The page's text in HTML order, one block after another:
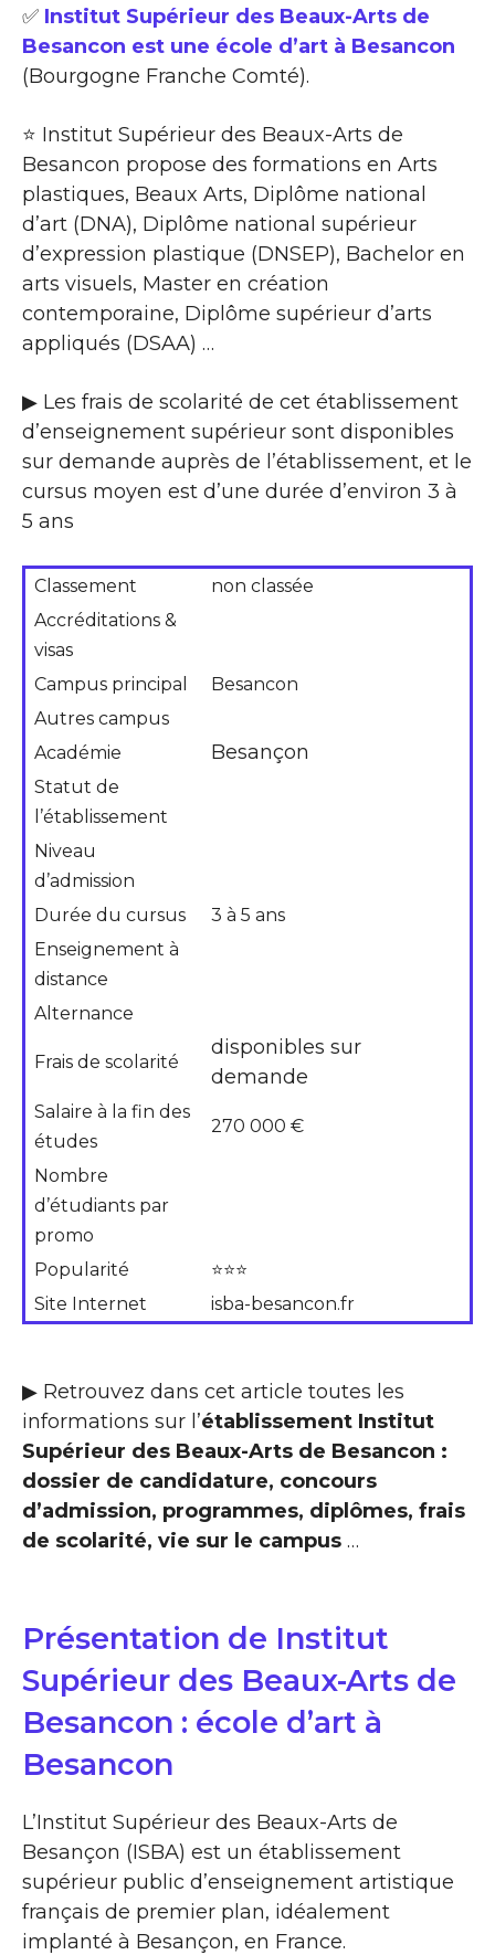
✅ Institut Supérieur des Beaux-Arts de
Besancon est une école d’art à Besancon
(Bourgogne Franche Comté).
⭐ Institut Supérieur des Beaux-Arts de
Besancon propose des formations en Arts
plastiques, Beaux Arts, Diplôme national
d’art (DNA), Diplôme national supérieur
d’expression plastique (DNSEP), Bachelor en
arts visuels, Master en création
contemporaine, Diplôme supérieur d’arts
appliqués (DSAA) …
▶ Les frais de scolarité de cet établissement
d’enseignement supérieur sont disponibles
sur demande auprès de l’établissement, et le
cursus moyen est d’une durée d’environ 3 à
5 ans
Classement
non classée
Accréditations &
visas
Campus principal
Besancon
Autres campus
Académie
Besançon
Statut de
l’établissement
Niveau
d’admission
Durée du cursus
3 à 5 ans
Enseignement à
distance
Alternance
Frais de scolarité
disponibles sur
demande
Salaire à la fin des
études
270 000 €
Nombre
d’étudiants par
promo
Popularité
⭐⭐⭐
Site Internet
isba-besancon.fr
▶ Retrouvez dans cet article toutes les
informations sur l’établissement Institut
Supérieur des Beaux-Arts de Besancon :
dossier de candidature, concours
d’admission, programmes, diplômes, frais
de scolarité, vie sur le campus …
Présentation de Institut
Supérieur des Beaux-Arts de
Besancon : école d’art à
Besancon
L’Institut Supérieur des Beaux-Arts de
Besançon (ISBA) est un établissement
supérieur public d’enseignement artistique
français de premier plan, idéalement
implanté à Besançon, en France.